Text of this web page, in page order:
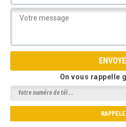
On vous rappelle